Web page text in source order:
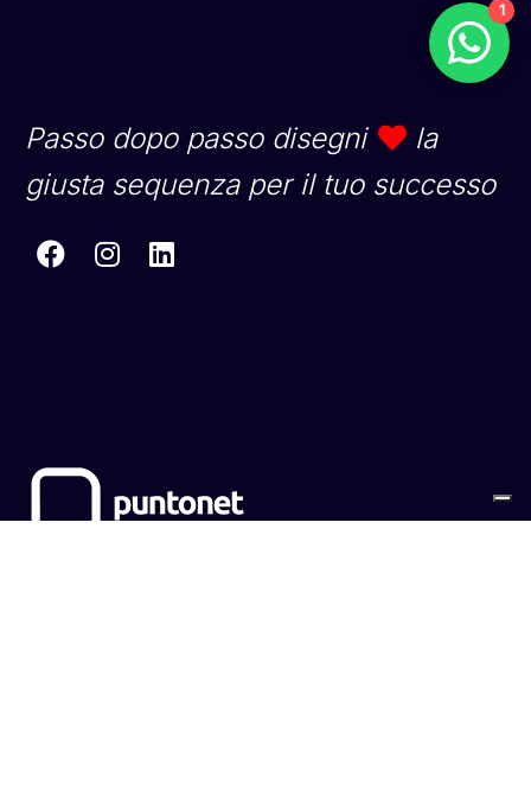
Passo dopo passo disegni
la
giusta sequenza per il tuo successo
1